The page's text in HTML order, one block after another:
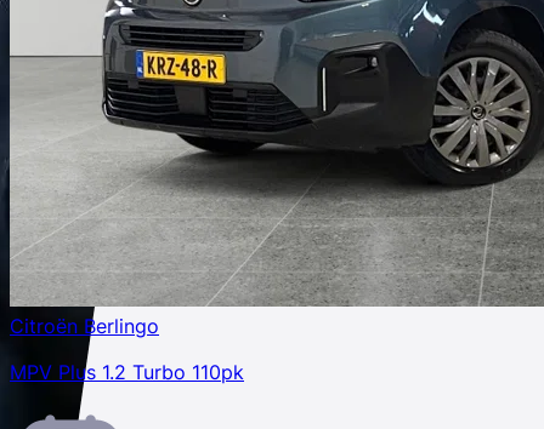
Citroën Berlingo
MPV Plus 1.2 Turbo 110pk